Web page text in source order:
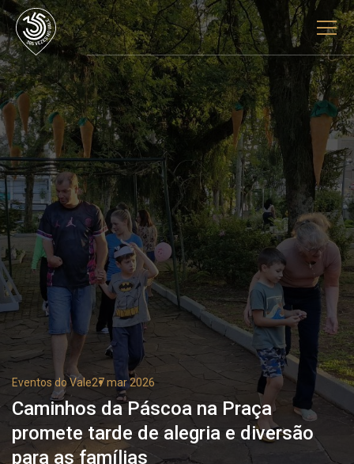
Eventos do Vale27 mar 2026
Caminhos da Páscoa na Praça
promete tarde de alegria e diversão
para as famílias